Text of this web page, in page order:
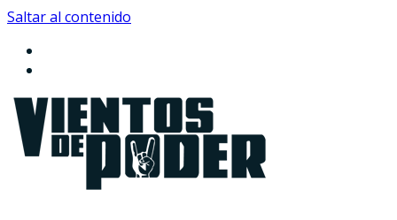
Saltar al contenido